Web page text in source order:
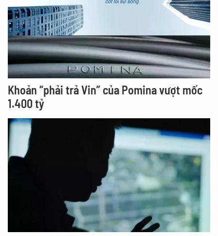
Khoản “phải trả Vin” của Pomina vượt mốc
1.400 tỷ